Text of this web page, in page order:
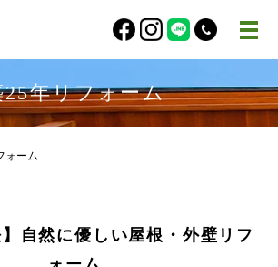
25年リフォーム
ォーム
】自然に優しい屋根・外壁リフ